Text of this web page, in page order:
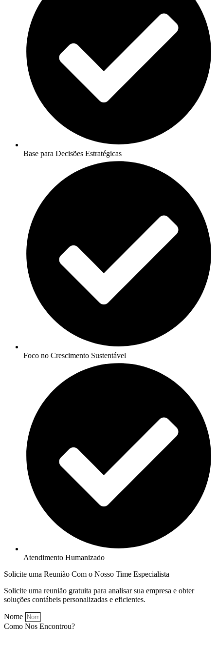
Base para Decisões Estratégicas
Foco no Crescimento Sustentável
Atendimento Humanizado
Solicite uma Reunião Com o Nosso Time Especialista
Solicite uma reunião gratuita para analisar sua empresa e obter
soluções contábeis personalizadas e eficientes.
Nome
Como Nos Encontrou?